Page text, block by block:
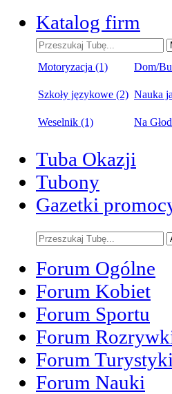
Katalog firm
Motoryzacja (1) Dom/
Szkoły językowe (2) Nauka
Weselnik (1)
Na
Tuba Okazji
Tubony
Gazetki
Forum Ogólne
Forum Kobiet
Forum Sportu
Forum
Forum Turystyki
Forum Nauki